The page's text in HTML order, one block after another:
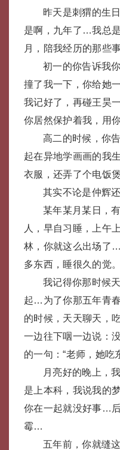
昨天是刺猬的生
是啊，九年了…我总
月，陪我经历的那些
初一的你告诉我
撞了我一下，你给她
我记好了，再碰王昊
你居然保护着我，用
高二的时候，你
起在异地学画画的我
衣服，还弄了个电饭
其实不论是仲辉
某年某月某日，
人，早自习睡，上午
林，你就这么出场了
多东西，睡很久的觉
我记得你那时候
起…为了你那五年青
的时候，天天聊天，
一边往下咽一边说：
的一句：“老师，她吃
月亮好的晚上，
是上本科，我说我的
你在一起就没好事…
霉…
五年前，你就缝